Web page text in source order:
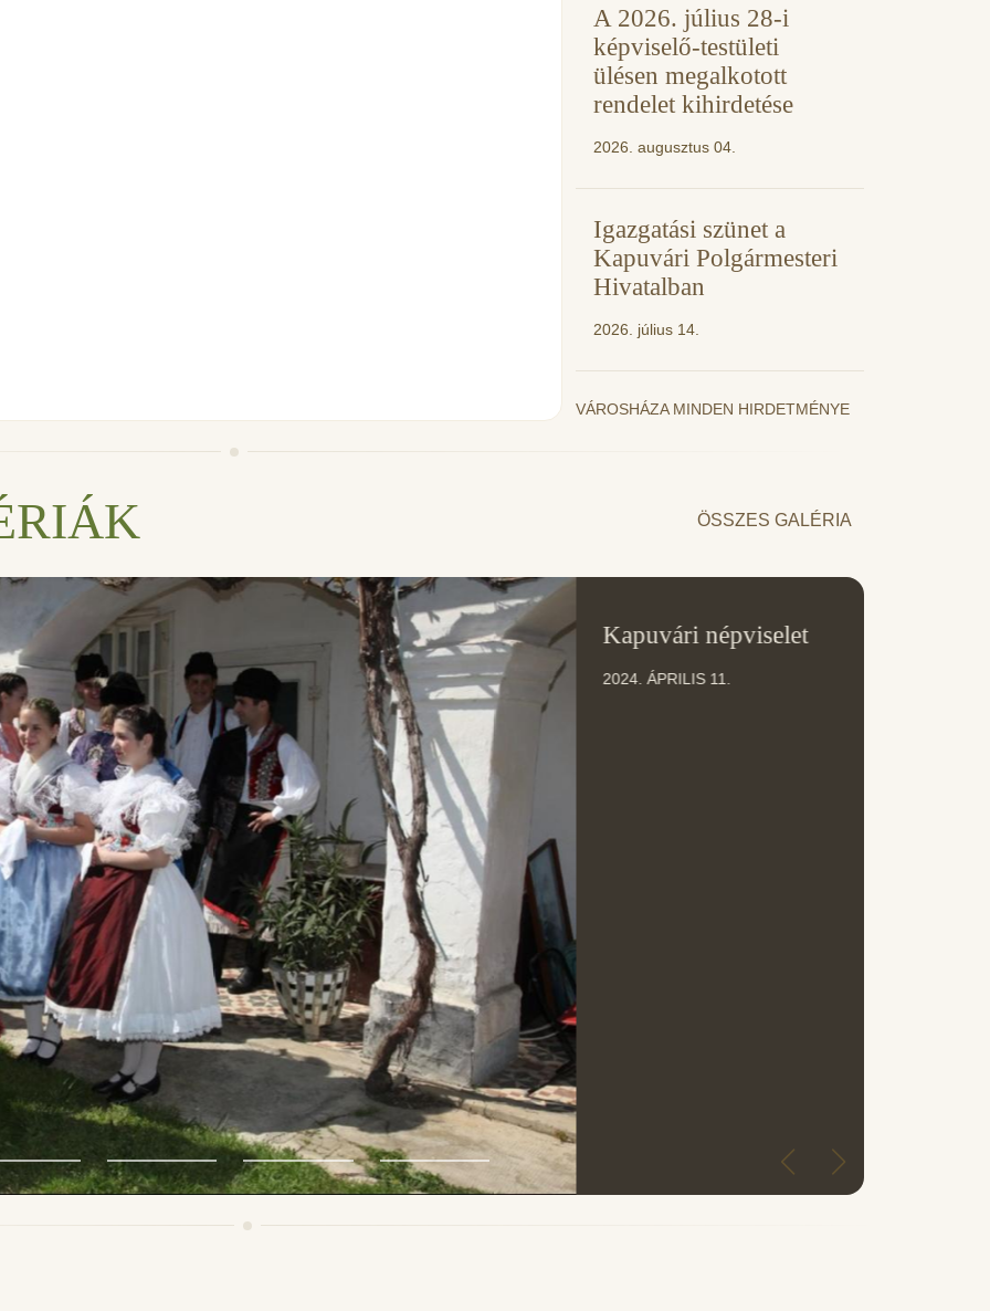
A 2026. július 28-i
képviselő-testületi
ülésen megalkotott
rendelet kihirdetése
2026. augusztus 04.
Igazgatási szünet a
Kapuvári Polgármesteri
Hivatalban
2026. július 14.
VÁROSHÁZA MINDEN HIRDETMÉNYE
ÖSSZES GALÉRIA
Kapuvári népviselet
2024. ÁPRILIS 11.